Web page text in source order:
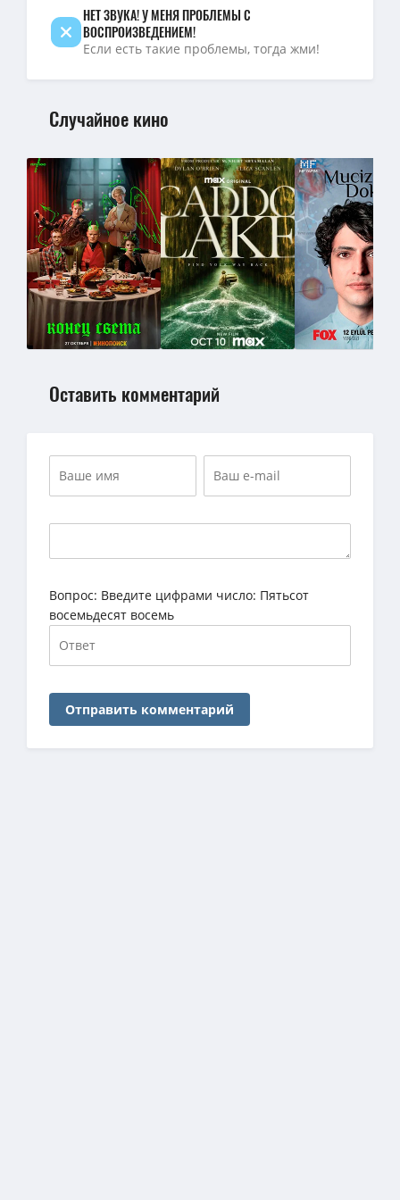
НЕТ ЗВУКА! У МЕНЯ ПРОБЛЕМЫ С
ВОСПРОИЗВЕДЕНИЕМ!
Если есть такие проблемы, тогда жми!
Случайное кино
Оставить комментарий
Вопрос: Введите цифрами число: Пятьсот
восемьдесят восемь
Отправить комментарий